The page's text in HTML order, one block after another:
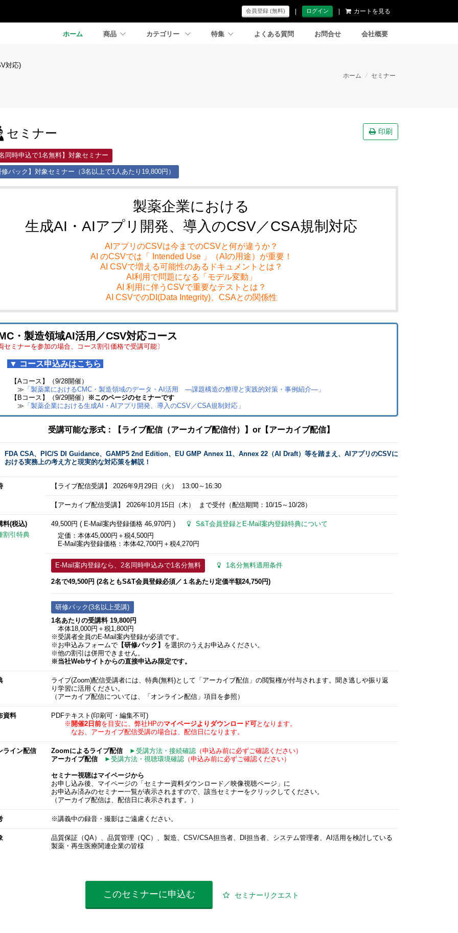
会員登録 (無料) | ログイン | カートを見る
ホーム 商品 カテゴリー 特集 よくある質問 お問合せ 会社概要
対応)
ホーム / セミナー
セミナー 印刷
名同時申込で1名無料】対象セミナー
修パック】対象セミナー（3名以上で1人あたり19,800円）
製薬企業における
生成AI・AIアプリ開発、導入のCSV／CSA規制対応
AIアプリのCSVは今までのCSVと何が違うか？
AI のCSVでは「 Intended Use 」（AIの用途）が重要！
AI CSVで増える可能性のあるドキュメントとは？
AI利用で問題になる「モデル変動」
AI 利用に伴うCSVで重要なテストとは？
AI CSVでのDI(Data Integrity)、CSAとの関係性
・製造領域AI活用／CSV対応コース
セミナーを参加の場合、コース割引価格で受講可能〕
▼ コース申込みはこちら
Aコース】（9/28開催）
「製薬業におけるCMC・製造領域のデータ・AI活用 ―課題構造の整理と実践的対策・事例紹介―」
Bコース】（9/29開催） ※このページのセミナーです
「製薬企業における生成AI・AIアプリ開発、導入のCSV／CSA規制対応」
受講可能な形式：【ライブ配信（アーカイブ配信付）】or【アーカイブ配信】
FDA CSA、PIC/S DI Guidance、GAMP5 2nd Edition、EU GMP Annex 11、Annex 22（AI Draft）等を踏まえ、AIアプリのCSVに
おける実務上の考え方と現実的な対応策を解説！
【ライブ配信受講】 2026年9月29日 （火） 13:00～16:30
【アーカイブ配信受講】 2026年10月15日 （木） まで受付（配信期間：10/15～10/28）
料(税込)
割引特典
49,500円 ( E-Mail案内登録価格 46,970円 )
S&T会員登録とE-Mail案内登録特典について
定価：本体45,000円＋税4,500円
E-Mail案内登録価格：本体42,700円＋税4,270円
E-Mail案内登録なら、2名同時申込みで1名分無料 1名分無料適用条件
2名で49,500円 (2名ともS&T会員登録必須／１名あたり定価半額24,750円)
研修パック(3名以上受講)
1名あたりの受講料 19,800円
本体18,000円＋税1,800円
※受講者全員のE-Mail案内登録が必須です。
※お申込みフォームで【研修パック】
を選択のうえお申込みください。
※他の割引は併用できません。
※当社Webサイトからの直接申込み限定です。
ライブ(Zoom)配信受講者には、特典(無料)として「アーカイブ配信」の閲覧権が付与されます。聞き逃しや振り返
り学習に活用ください。
（アーカイブ配信については、「オンライン配信」項目を参照）
資料
PDFテキスト(印刷可・編集不可)
※ 開催2日前を目安に、弊社HPのマイページよりダウンロード可 となります。
なお、アーカイブ配信受講の場合は、配信日になります。
ライン配信 Zoomによるライブ配信 ►受講方法・接続確認（申込み前に必ずご確認ください）
アーカイブ配信
►受講方法・視聴環境確認（申込み前に必ずご確認ください）
セミナー視聴はマイページから
お申し込み後、マイページの「セミナー資料ダウンロード／映像視聴ページ」に
お申込み済みのセミナー一覧が表示されますので、該当セミナーをクリックしてください。
（アーカイブ配信は、配信日に表示されます。）
※講義中の録音・撮影はご遠慮ください。
品質保証（QA）、品質管理（QC）、製造、CSV/CSA担当者、DI担当者、システム管理者、AI活用を検討している
製薬・再生医療関連企業の皆様
このセミナーに申込む セミナーリクエスト